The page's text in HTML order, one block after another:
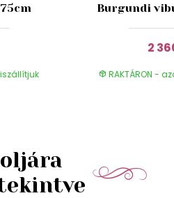
Burgundi
2
RAKTÁRON -